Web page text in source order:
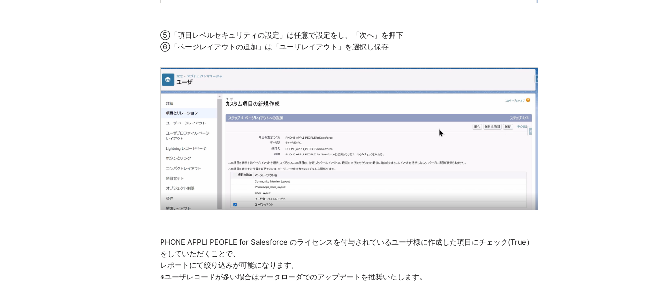
⑤「項目レベルセキュリティの設定」は任意で設定をし、「次へ」を押下
⑥「ページレイアウトの追加」は「ユーザレイアウト」を選択し保存
PHONE APPLI PEOPLE for Salesforce のライセンスを付与されているユーザ様に作成した項目にチェック(True）
をしていただくことで、
レポートにて絞り込みが可能になります。
※ユーザレコードが多い場合はデータローダでのアップデートを推奨いたします。